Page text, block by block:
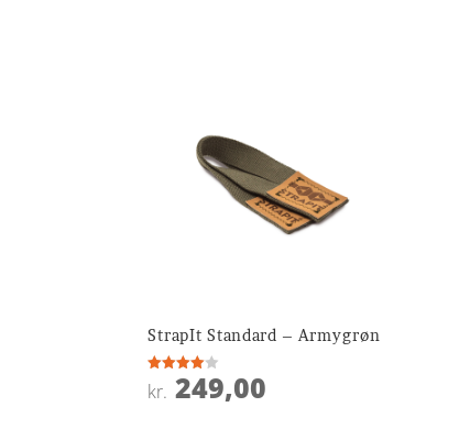
StrapIt Standard – Armygrøn
Vurderet
4
kr. 249,00